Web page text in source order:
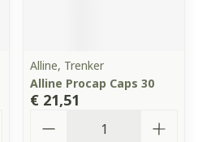
Alline, Trenker
Alline Procap Caps 30
€ 21,51